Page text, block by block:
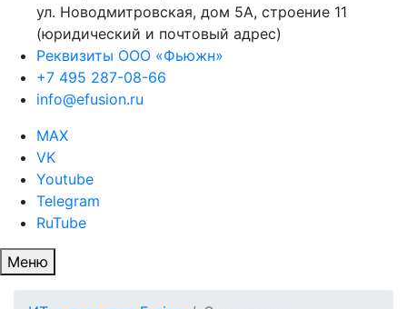
ул. Новодмитровская, дом 5А, строение 11
(юридический и почтовый адрес)
Реквизиты ООО «Фьюжн»
+7 495 287-08-66
info@efusion.ru
MAX
VK
Youtube
Telegram
RuTube
Меню